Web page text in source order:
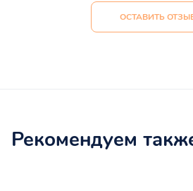
ОСТАВИТЬ
Рекомендуем